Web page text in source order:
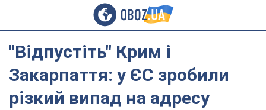
"Відпустіть" Крим і
Закарпаття: у ЄС зробили
різкий випад на адресу